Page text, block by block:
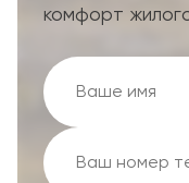
комфорт